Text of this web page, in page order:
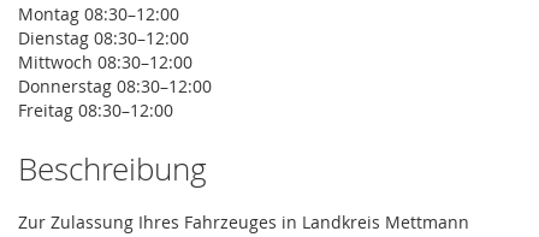
Montag 08:30–12:00
Dienstag 08:30–12:00
Mittwoch 08:30–12:00
Donnerstag 08:30–12:00
Freitag 08:30–12:00
Beschreibung
Zur Zulassung Ihres Fahrzeuges in Landkreis Mettmann